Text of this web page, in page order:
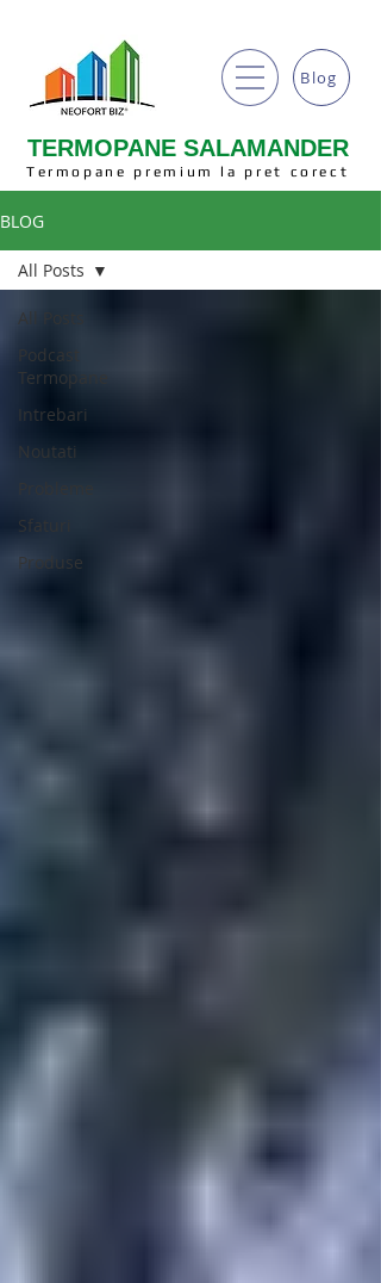
TERMOPANE SALAMANDER
Termopane premium la pret corect
Blog
BLOG
All Posts
Podcast
Termopane
Intrebari
Noutati
Sfaturi
Produse
All Posts